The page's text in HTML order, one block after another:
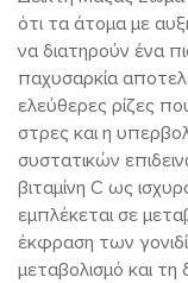
ότι τα άτομα με
να διατηρούν ένα
παχυσαρκία
ελεύθερες ρίζες
στρες και η
συστατικών
βιταμίνη C ως
εμπλέκεται σε
έκφραση των
μεταβολισμό και τη